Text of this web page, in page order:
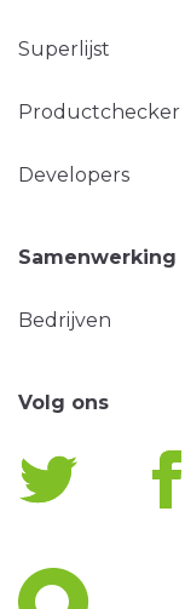
Superlijst
Productchecker
Developers
Samenwerking
Bedrijven
Volg ons